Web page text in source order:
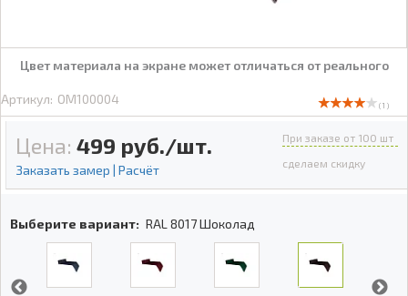
Цвет материала на экране может отличаться от реального
Артикул: OM100004 ( 1 )
Цена: 499 руб./шт.
Заказать замер | Расчёт
При заказе от 100 шт
сделаем скидку
Выберите вариант: RAL 8017 Шоколад